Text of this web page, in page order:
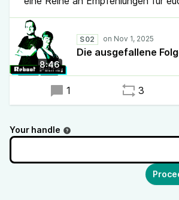
8:46
S02
Die ausgefallene
1 3
Your handle